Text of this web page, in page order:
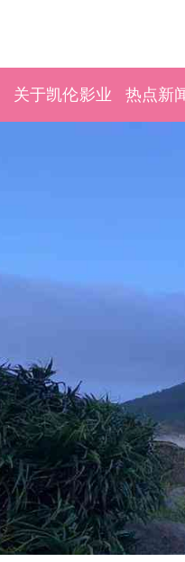
关于凯伦影业 热点新